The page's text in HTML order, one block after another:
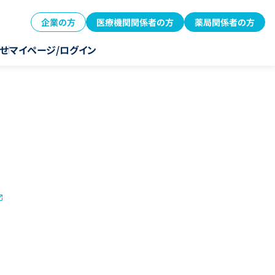
企業の方 医療機関関係者の方 薬局関係者の方
マイページ/ログイン